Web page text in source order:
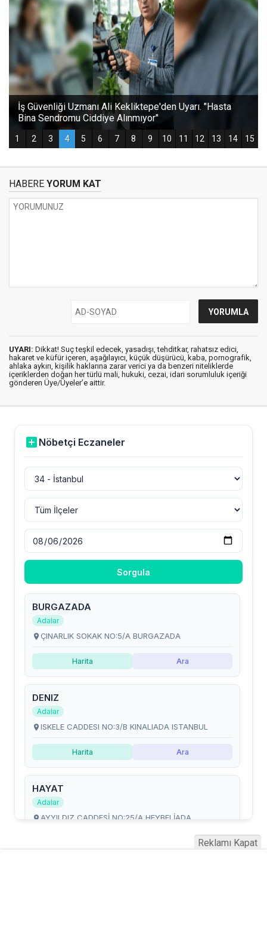
HABERE YORUM KAT
UYARI: Dikkat! Suç teşkil edecek, yasadışı, tehditkar, rahatsız edici,
hakaret ve küfür içeren, aşağılayıcı, küçük düşürücü, kaba, pornografik,
ahlaka aykırı, kişilik haklarına zarar verici ya da benzeri niteliklerde
içeriklerden doğan her türlü mali, hukuki, cezai, idari sorumluluk içeriği
gönderen Üye/Üyeler’e aittir.
Reklamı Kapat